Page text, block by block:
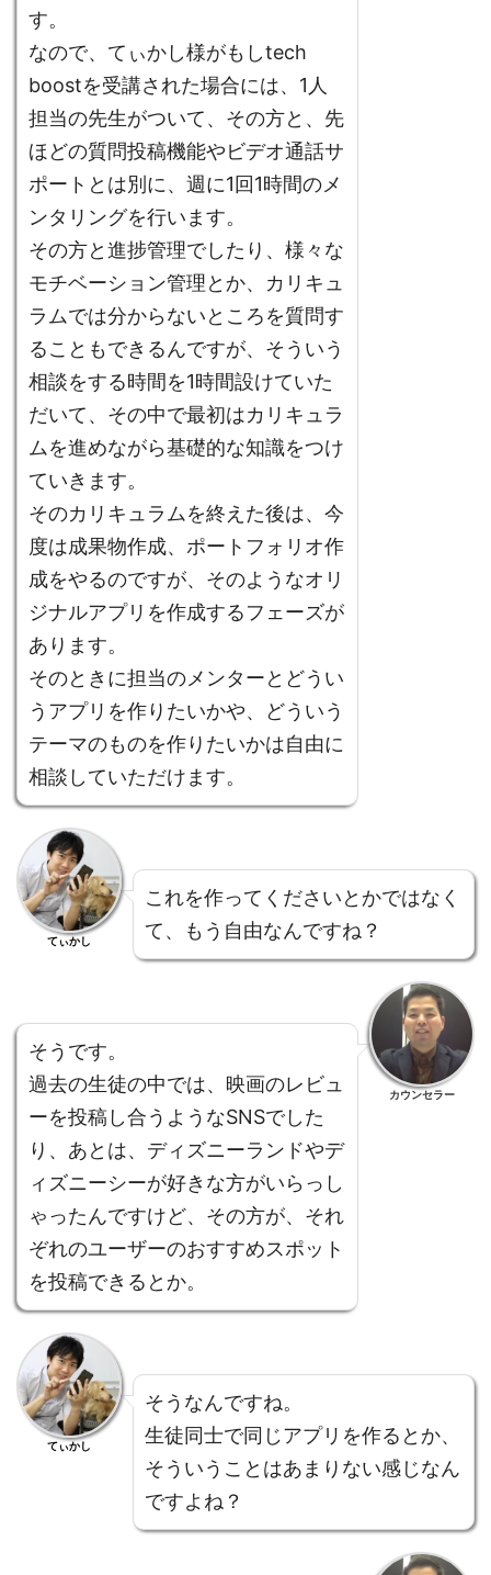
す。
なので、てぃかし様がもしtech
boostを受講された場合には、1人
担当の先生がついて、その方と、先
ほどの質問投稿機能やビデオ通話サ
ポートとは別に、週に1回1時間のメ
ンタリングを行います。
その方と進捗管理でしたり、様々な
モチベーション管理とか、カリキュ
ラムでは分からないところを質問す
ることもできるんですが、そういう
相談をする時間を1時間設けていた
だいて、その中で最初はカリキュラ
ムを進めながら基礎的な知識をつけ
ていきます。
そのカリキュラムを終えた後は、今
度は成果物作成、ポートフォリオ作
成をやるのですが、そのようなオリ
ジナルアプリを作成するフェーズが
あります。
そのときに担当のメンターとどうい
うアプリを作りたいかや、どういう
テーマのものを作りたいかは自由に
相談していただけます。
てぃかし
これを作ってくださいとかではなく
て、もう自由なんですね？
そうです。
過去の生徒の中では、映画のレビュ
ーを投稿し合うようなSNSでした
り、あとは、ディズニーランドやデ
ィズニーシーが好きな方がいらっし
ゃったんですけど、その方が、それ
ぞれのユーザーのおすすめスポット
を投稿できるとか。
カウンセラー
てぃかし
そうなんですね。
生徒同士で同じアプリを作るとか、
そういうことはあまりない感じなん
ですよね？